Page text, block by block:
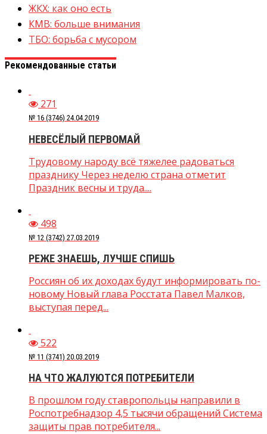
ЖКХ: как оно есть
КМВ: больше внимания
ТБО: борьба с мусором
Рекомендованные статьи
271
№ 16 (3746) 24.04.2019
НЕВЕСЁЛЫЙ ПЕРВОМАЙ
Трудовому народу всё тяжелее радоваться
празднику Через неделю страна отметит
Праздник весны и труда....
498
№ 12 (3742) 27.03.2019
РЕЖЕ ЗНАЕШЬ, ЛУЧШЕ СПИШЬ
Россиян об их доходах будут информировать по-
новому Новый глава Росстата Павел Малков,
выступая перед...
522
№ 11 (3741) 20.03.2019
НА ЧТО ЖАЛУЮТСЯ ПОТРЕБИТЕЛИ
В прошлом году ставропольцы направили в
Роспотребнадзор 4,5 тысячи обращений Система
защиты прав потребителя...